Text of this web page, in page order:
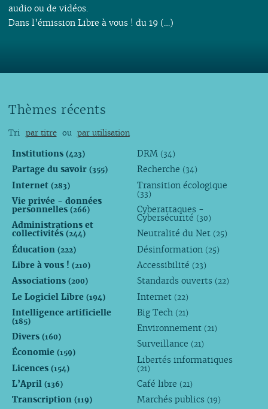
audio ou de vidéos.
Dans l’émission Libre à vous ! du 19 (…)
Thèmes récents
Tri par titre ou par utilisation
Institutions (423)
Partage du savoir (355)
Internet (283)
Vie privée - données
personnelles (266)
Administrations et
collectivités (244)
Éducation (222)
Libre à vous ! (210)
Associations (200)
Le Logiciel Libre (194)
Intelligence artificielle
(185)
Divers (160)
Économie (159)
Licences (154)
L’April (136)
Transcription (119)
DRM (34)
Recherche (34)
Transition écologique
(33)
Cyberattaques -
Cybersécurité (30)
Neutralité du Net (25)
Désinformation (25)
Accessibilité (23)
Standards ouverts (22)
Internet (22)
Big Tech (21)
Environnement (21)
Surveillance (21)
Libertés informatiques
(21)
Café libre (21)
Marchés publics (19)